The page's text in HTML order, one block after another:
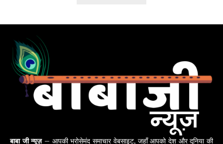
बाबा जी न्यूज़– आपकी भरोसेमंद समाचार वेबसाइट, जहाँ आपको देश और दुनिया की